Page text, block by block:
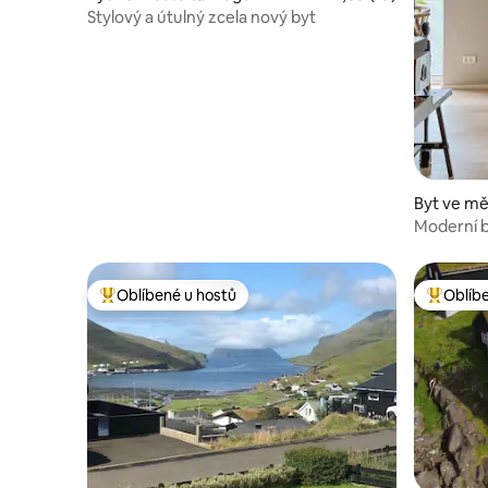
Stylový a útulný zcela nový byt
Byt ve
Moderní
Nejlepší v kategorii Oblíbené u hostů
Oblíbené u hostů